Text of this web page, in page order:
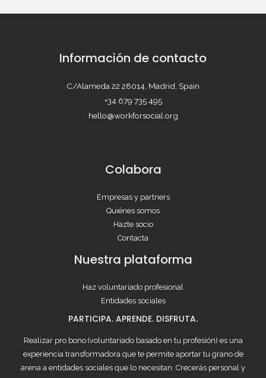
Información de contacto
C/Alameda 22 28014, Madrid, Spain
+34 679 735 495
hello@workforsocial.org
Colabora
Empresas y partners
Quiénes somos
Hazte socio
Contacta
Nuestra plataforma
Haz voluntariado profesional
Entidades sociales
PARTICIPA. APRENDE. DISFRUTA.
Realizar pro bono (voluntariado basado en tu profesión) es una
experiencia transformadora que te permite aportar tu grano de
arena a entidades sociales que lo necesitan. Crecerás personal y